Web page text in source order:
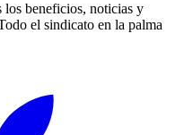
los beneficios, noticias y
el sindicato en la palma